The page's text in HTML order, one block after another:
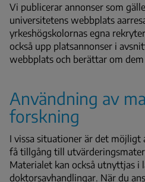
Vi publicerar annonser som
universitetens webbplats
yrkeshögskolornas egna
också upp platsannonser i
webbplats och berättar om
Användning av
forskning
I vissa situationer är det
få tillgång till
Materialet kan också utnyttjas i
doktorsavhandlingar. När du